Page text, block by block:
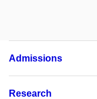
Admissions
Research